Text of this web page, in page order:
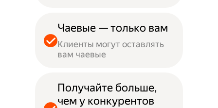
Чаевые — только вам
Клиенты могут оставлять
вам чаевые
Получайте больше,
чем у конкурентов